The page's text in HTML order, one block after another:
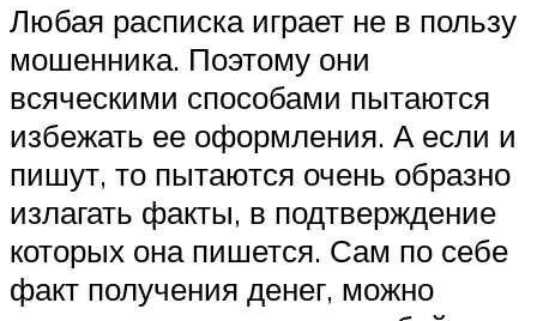
Любая расписка играет не в пользу
мошенника. Поэтому они
всяческими способами пытаются
избежать ее оформления. А если и
пишут, то пытаются очень образно
излагать факты, в подтверждение
которых она пишется. Сам по себе
факт получения денег, можно